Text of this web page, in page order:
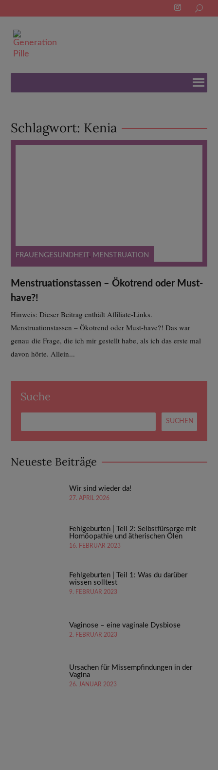
for:
Schlagwort: Kenia
FRAUENGESUNDHEIT, MENSTRUATION
Menstruationstassen – Ökotrend oder Must-
have?!
Hinweis: Dieser Beitrag enthält Affiliate-Links.
Menstruationstassen – Ökotrend oder Must-have?! Das war
genau die Frage, die ich mir gestellt habe, als ich das erste mal
davon hörte. Allein...
Suche
Neueste Beiträge
Wir sind wieder da!
27. APRIL 2026
Fehlgeburten | Teil 2: Selbstfürsorge mit
Homöopathie und ätherischen Ölen
16. FEBRUAR 2023
Fehlgeburten | Teil 1: Was du darüber
wissen solltest
9. FEBRUAR 2023
Vaginose – eine vaginale Dysbiose
2. FEBRUAR 2023
Ursachen für Missempfindungen in der
Vagina
26. JANUAR 2023